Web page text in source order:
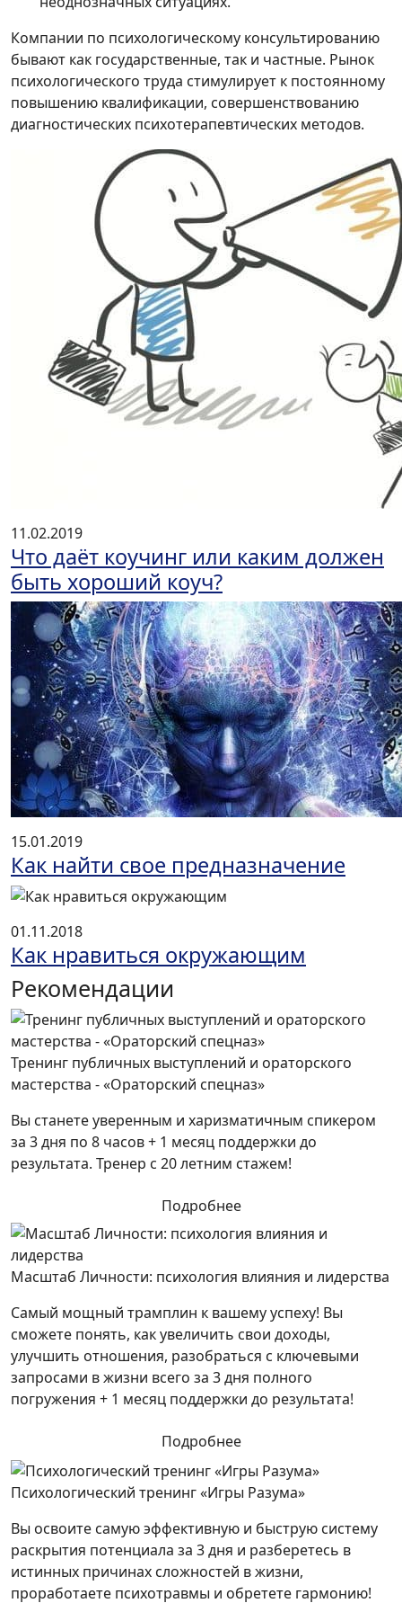
Компании по психологическому консультированию
бывают как государственные, так и частные. Рынок
психологического труда стимулирует к постоянному
повышению квалификации, совершенствованию
диагностических психотерапевтических методов.
11.02.2019
Что даёт коучинг или каким должен
быть хороший коуч?
15.01.2019
Как найти свое предназначение
01.11.2018
Как нравиться окружающим
Рекомендации
Тренинг публичных выступлений и ораторского
мастерства - «Ораторский спецназ»
Вы станете уверенным и харизматичным спикером
за 3 дня по 8 часов + 1 месяц поддержки до
результата. Тренер с 20 летним стажем!
Подробнее
Масштаб Личности: психология влияния и лидерства
Самый мощный трамплин к вашему успеху! Вы
сможете понять, как увеличить свои доходы,
улучшить отношения, разобраться с ключевыми
запросами в жизни всего за 3 дня полного
погружения + 1 месяц поддержки до результата!
Подробнее
Психологический тренинг «Игры Разума»
Вы освоите самую эффективную и быструю систему
раскрытия потенциала за 3 дня и разберетесь в
истинных причинах сложностей в жизни,
проработаете психотравмы и обретете гармонию!